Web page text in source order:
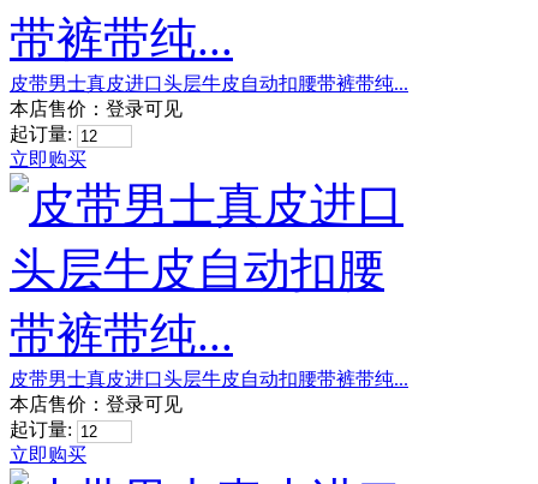
皮带男士真皮进口头层牛皮自动扣腰带裤带纯...
本店售价： 登录可见
起订量:
立即购买
皮带男士真皮进口头层牛皮自动扣腰带裤带纯...
本店售价： 登录可见
起订量:
立即购买